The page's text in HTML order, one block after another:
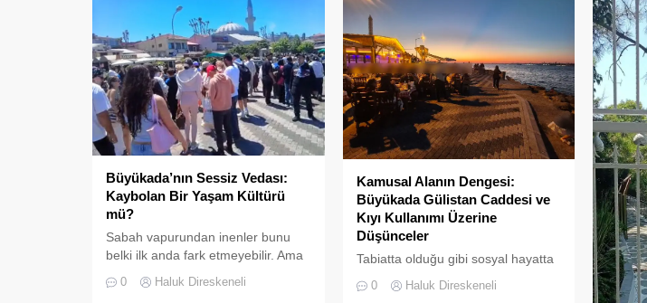
Büyükada’nın Sessiz Vedası:
Kaybolan Bir Yaşam Kültürü
mü?
Sabah vapurundan inenler bunu
belki ilk anda fark etmeyebilir. Ama
Büyükada’yı elli, altmış yıldır
tanıyanlar bilir; adanın sesi ve
0 Haluk Direskeneli
Kamusal Alanın Dengesi:
Büyükada Gülistan Caddesi ve
Kıyı Kullanımı Üzerine
Düşünceler
Tabiatta olduğu gibi sosyal hayatta
kalmaz; boşaltılan her alan, kısa
0 Haluk Direskeneli